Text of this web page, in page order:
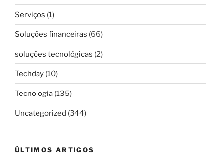
Serviços (1)
Soluções financeiras (66)
soluções tecnológicas (2)
Techday (10)
Tecnologia (135)
Uncategorized (344)
ÚLTIMOS ARTIGOS